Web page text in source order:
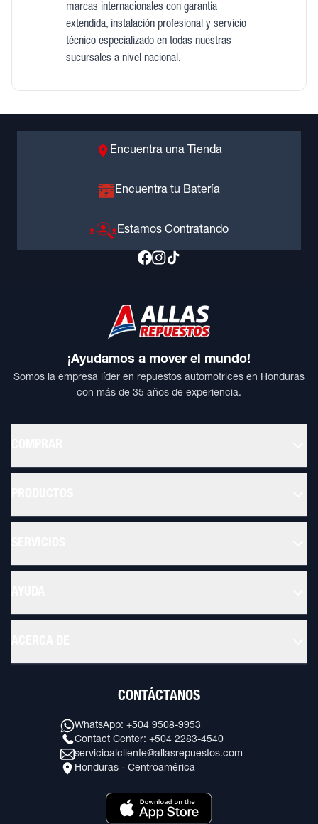
marcas internacionales con garantía
extendida, instalación profesional y servicio
técnico especializado en todas nuestras
sucursales a nivel nacional.
Encuentra una Tienda
Encuentra tu Batería
Estamos Contratando
¡Ayudamos a mover el mundo!
Somos la empresa líder en repuestos automotrices en Honduras
con más de 35 años de experiencia.
CONTÁCTANOS
WhatsApp: +504 9508-9953
Contact Center: +504 2283-4540
servicioalcliente@allasrepuestos.com
Honduras - Centroamérica